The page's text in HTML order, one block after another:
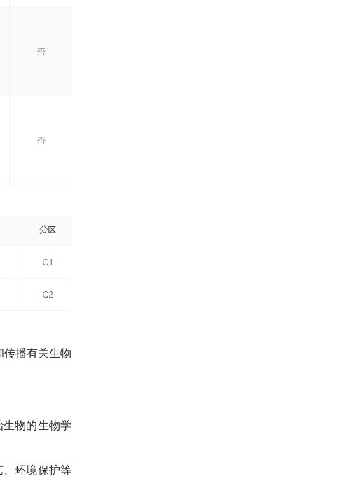
传播有关生物
物的生物学
、环境保护等